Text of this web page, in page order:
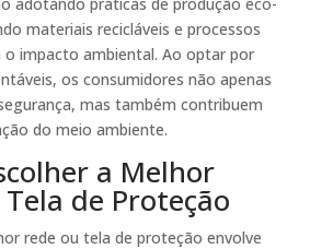
materiais recicláveis e processos
o impacto ambiental. Ao optar por
os consumidores não apenas
mas também contribuem
do meio ambiente.
a Melhor
Tela de Proteção
rede ou tela de proteção envolve